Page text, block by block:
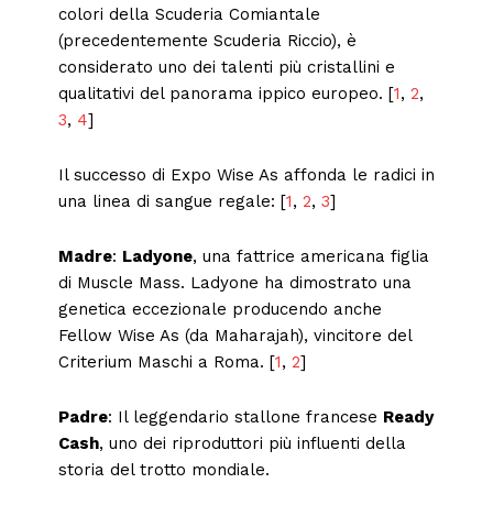
colori della Scuderia Comiantale
(precedentemente Scuderia Riccio), è
considerato uno dei talenti più cristallini e
qualitativi del panorama ippico europeo. [1, 2,
3, 4]
Il successo di Expo Wise As affonda le radici in
una linea di sangue regale: [1, 2, 3]
Madre: Ladyone, una fattrice americana figlia
di Muscle Mass. Ladyone ha dimostrato una
genetica eccezionale producendo anche
Fellow Wise As (da Maharajah), vincitore del
Criterium Maschi a Roma. [1, 2]
Padre: Il leggendario stallone francese Ready
Cash, uno dei riproduttori più influenti della
storia del trotto mondiale.